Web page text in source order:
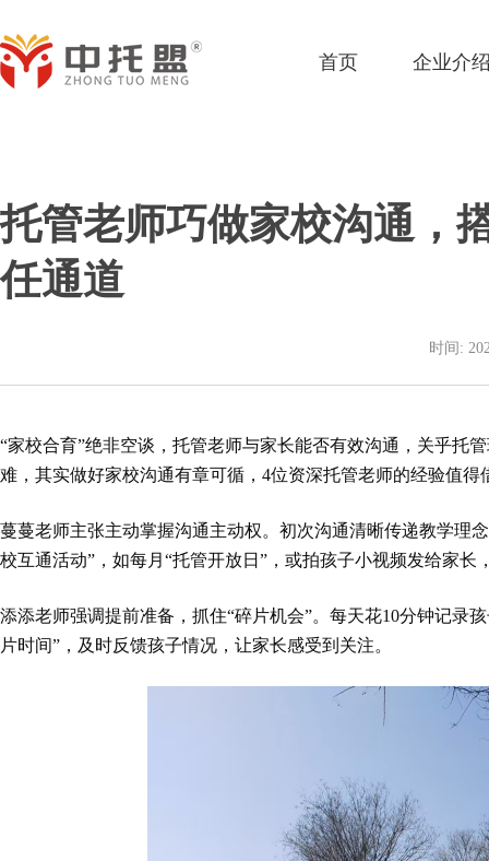
首页 企业介
托管老师巧做家校沟通，
任通道
时间:
“家校合育”绝非空谈，托管老师与家长能否有效沟通，关乎托
难，其实做好家校沟通有章可循，4位资深托管老师的经验值得
蔓蔓老师主张主动掌握沟通主动权。初次沟通清晰传递教学理
校互通活动”，如每月“托管开放日”，或拍孩子小视频发给家长
添添老师强调提前准备，抓住“碎片机会”。每天花10分钟记录
片时间”，及时反馈孩子情况，让家长感受到关注。